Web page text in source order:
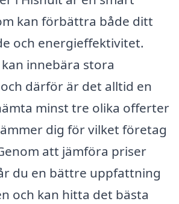
kan förbättra både ditt
och energieffektivitet.
innebära stora
därför är det alltid en
minst tre olika offerter
dig för vilket företag
att jämföra priser
du en bättre uppfattning
och kan hitta det bästa